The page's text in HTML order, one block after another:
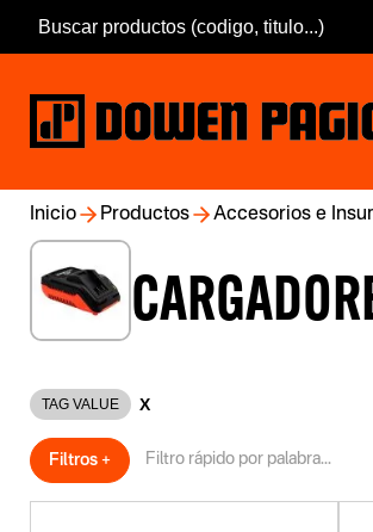
Inicio Productos Accesorios e
TAG VALUE X
Filtros +